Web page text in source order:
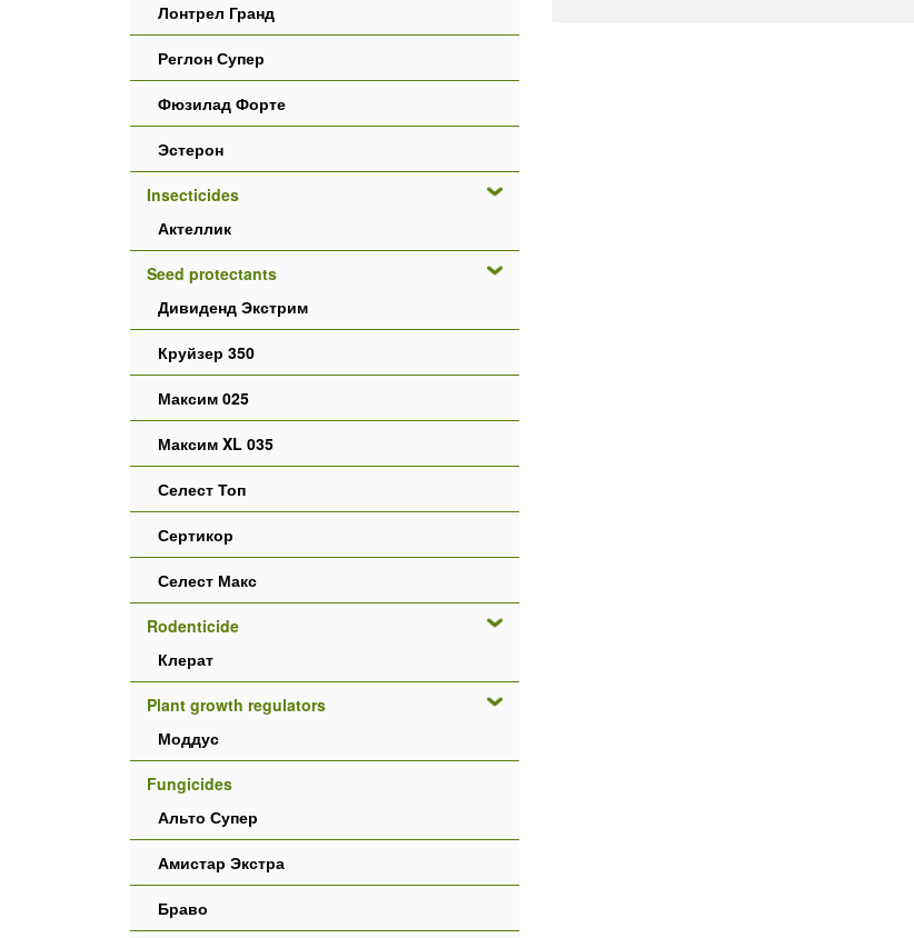
Лонтрел Гранд
Реглон Супер
Фюзилад Форте
Эстерон
Insecticides
Актеллик
Seed protectants
Дивиденд Экстрим
Круйзер 350
Максим 025
Максим XL 035
Селест Топ
Сертикор
Селест Макс
Rodenticide
Клерат
Plant growth regulators
Моддус
Fungicides
Альто Супер
Амистар Экстра
Браво